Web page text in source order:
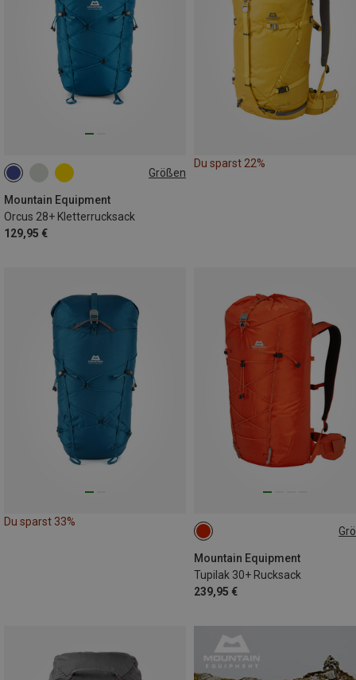
Größen
Mountain Equipment
Orcus 28+ Kletterrucksack
129,95 €
28L+
Du sparst 22%
Du sparst 33%
Mountain Equipment
Tupilak 30+ Rucksack
239,95 €
30L+